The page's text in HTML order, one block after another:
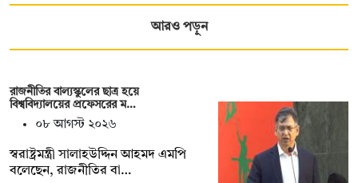
আরও পড়ুন
রাজনীতির বাল্যস্কুলের ছাত্র হয়ে
বিশ্ববিদ্যালয়ের প্রফেসরের ম…
০৮ আগস্ট ২০২৬
স্বরাষ্ট্রমন্ত্রী সালাহউদ্দিন আহমদ এমপি
বলেছেন, রাজনীতির বা…